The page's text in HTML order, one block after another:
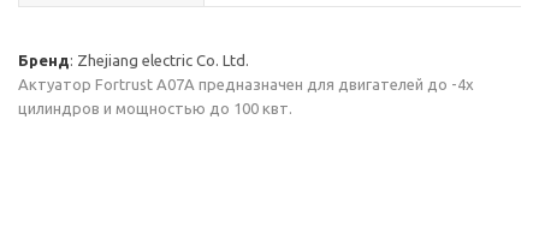
Бренд : Zhejiang electric Co. Ltd.
Актуатор Fortrust A07A предназначен для двигателей до -4х
цилиндров и мощностью до 100 квт.